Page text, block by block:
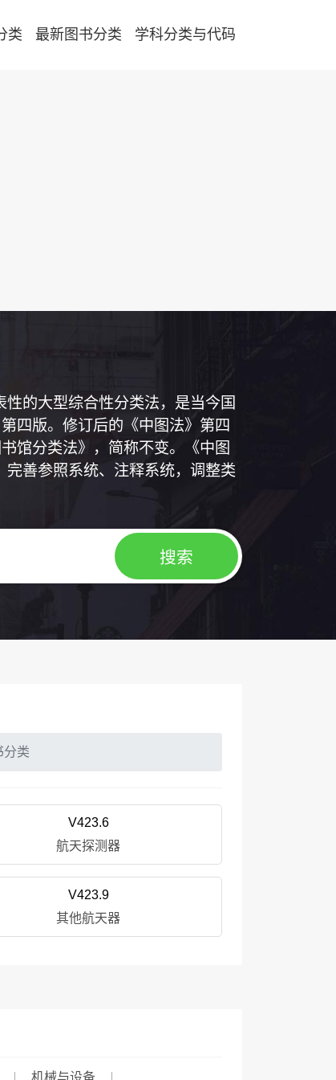
类 最新图书分类 学科分类与代码
的大型综合性分类法，是当今国
四版。修订后的《中图法》第四
馆分类法》，简称不变。《中图
善参照系统、注释系统，调整类
分类
V423.6
航天探测器
V423.9
其他航天器
机械与设备